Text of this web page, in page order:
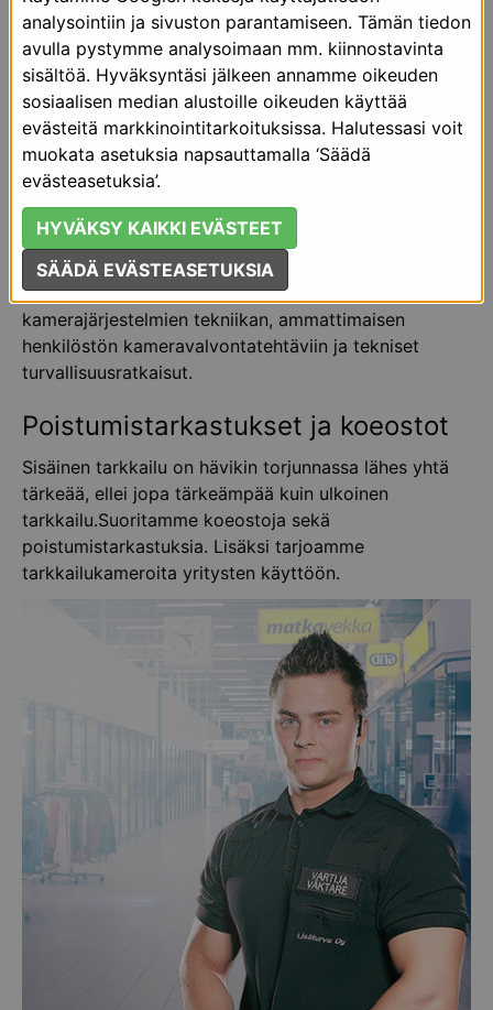
estämämme varkausyrityksiä.Tarjoamme
vähittäiskaupalle tuloksellista myymäläetsivä- ja
tarkkailijapalvelua. Seuraamme aktiivisesti
saavutettuja tuloksia ja kohdennamme valvontaa
yhdessä asiakkaan kanssa tehdyn suunnitelman
mukaisesti.
Kameravalvojat
Valvontakameroiden tehokas käyttö on erinomainen
keino sekä lisätä hävikintorjuntaa että parantaa
ympäristön turvallisuutta. Tarjontamme kattaa
kamerajärjestelmien tekniikan, ammattimaisen
henkilöstön kameravalvontatehtäviin ja tekniset
turvallisuusratkaisut.
Poistumistarkastukset ja koeostot
Sisäinen tarkkailu on hävikin torjunnassa lähes yhtä
tärkeää, ellei jopa tärkeämpää kuin ulkoinen
tarkkailu.Suoritamme koeostoja sekä
poistumistarkastuksia. Lisäksi tarjoamme
tarkkailukameroita yritysten käyttöön.
analysointiin ja sivuston parantamiseen. Tämän tiedon
avulla pystymme analysoimaan mm. kiinnostavinta
sisältöä. Hyväksyntäsi jälkeen annamme oikeuden
sosiaalisen median alustoille oikeuden käyttää
evästeitä markkinointitarkoituksissa. Halutessasi voit
muokata asetuksia napsauttamalla ‘Säädä
evästeasetuksia’.
HYVÄKSY KAIKKI EVÄSTEET
SÄÄDÄ EVÄSTEASETUKSIA